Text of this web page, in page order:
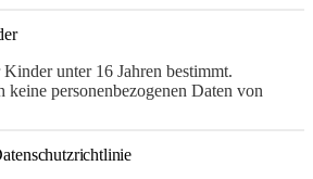
unter 16 Jahren bestimmt.
keine personenbezogenen Daten von